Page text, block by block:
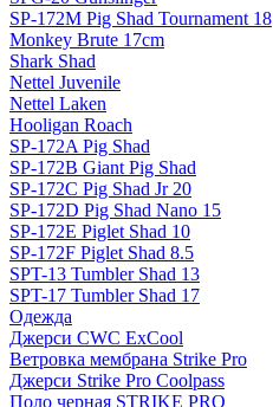
SP-172M Pig Shad Tournament 18
Monkey Brute 17cm
Shark Shad
Nettel Juvenile
Nettel Laken
Hooligan Roach
SP-172A Pig Shad
SP-172B Giant Pig Shad
SP-172C Pig Shad Jr 20
SP-172D Pig Shad Nano 15
SP-172E Piglet Shad 10
SP-172F Piglet Shad 8.5
SPT-13 Tumbler Shad 13
SPT-17 Tumbler Shad 17
Одежда
Джерси CWC ExCool
Ветровка мембрана Strike Pro
Джерси Strike Pro Coolpass
Поло черная STRIKE PRO